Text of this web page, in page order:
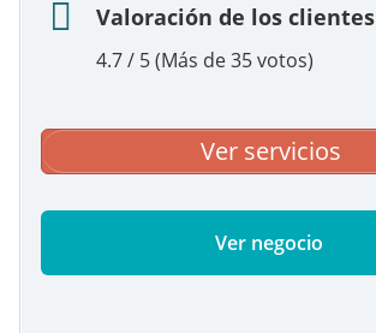
Valoración de los clientes
4.7 / 5 (Más de 35 votos)
Ver servicios
Ver negocio